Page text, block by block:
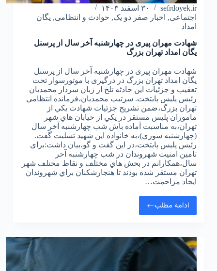
sefrdoyek.ir
۳۰ اسفند ۱۴۰۳
اجتماعی, اخبار صفر دو یک, حوادث و انتظامی, یگان
امداد
شهادت مهران پیری در چهارشنبه آخر سال از پرسنل
یگان امداد تهران بزرگ
شهادت مهران پیری در چهارشنبه آخر سال از پرسنل
یگان امداد تهران بزرگ در درگیری با موتورسوار تحت
تعقیب و جزئیات این حادثه تلخ از زبان سردار محمدیان
رئیس پلیس پایتخت. سرتيپ محمديان،فرمانده انتظامي
تهران بزرگ،ضمن تشريح جزئيات شهادت يکي از
ماموران پليس مستقر در يکي از خيابان هاي شهر
تهران،به مناسبت آماده باش شب چهارشنبه آخر سال
(چهارشنبه سوري)،به خانواده اين شهيد تسليت گفت.
رئيس پليس پايتخت،در اين گفت و گو،بيان داشت:براي
تامين امنيت شهروندان در شب چهارشنبه آخر
سال،همکارانم در بخش هاي مختلف و نقاط مختلف شهر
تهران مستقر شده بودند تا هنجارشکنان براي شهروندان
ايجاد مزاحمت…
ادامه مطلب